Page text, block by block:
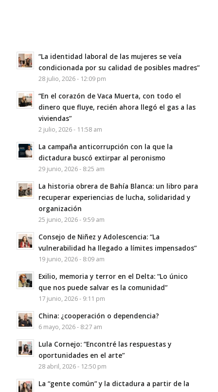
“La identidad laboral de las mujeres se veía
condicionada por su calidad de posibles madres”
28 julio, 2026 - 12:09 pm
“En el corazón de Vaca Muerta, con todo el
dinero que fluye, recién ahora llegó el gas a las
viviendas”
2 julio, 2026 - 11:58 am
La campaña anticorrupción con la que la
dictadura buscó extirpar al peronismo
29 junio, 2026 - 8:25 am
La historia obrera de Bahía Blanca: un libro para
recuperar experiencias de lucha, solidaridad y
organización
25 junio, 2026 - 9:59 am
Consejo de Niñez y Adolescencia: “La
vulnerabilidad ha llegado a límites impensados”
19 junio, 2026 - 8:09 am
Exilio, memoria y terror en el Delta: “Lo único
que nos puede salvar es la comunidad”
17 junio, 2026 - 9:11 pm
China: ¿cooperación o dependencia?
6 mayo, 2026 - 8:27 am
Lula Cornejo: “Encontré las respuestas y
oportunidades en el arte”
28 abril, 2026 - 12:50 pm
La “gente común” y la dictadura a partir de la